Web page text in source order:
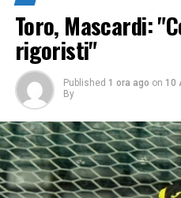
Toro, Mascardi:
rigoristi"
Published 1 ora ago on 10
By